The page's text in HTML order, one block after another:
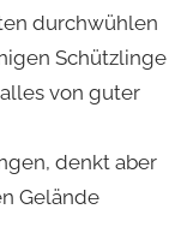
durchwühlen
Schützlinge
von guter
denkt aber
Gelände